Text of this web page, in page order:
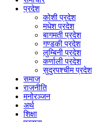
प्रदेश
कोशी प्रदेश
मधेश प्रदेश
बागमती प्रदेश
गण्डकी प्रदेश
लुम्बिनी प्रदेश
कर्णाली प्रदेश
सुदुरपश्चीम प्रदेश
समाज
राजनीति
मनोरञ्जन
अर्थ
शिक्षा